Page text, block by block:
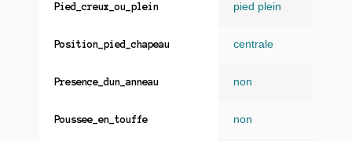
Pied_creux_ou_plein pied plein
Position_pied_chapeau centrale
Presence_dun_anneau non
Poussee_en_touffe non